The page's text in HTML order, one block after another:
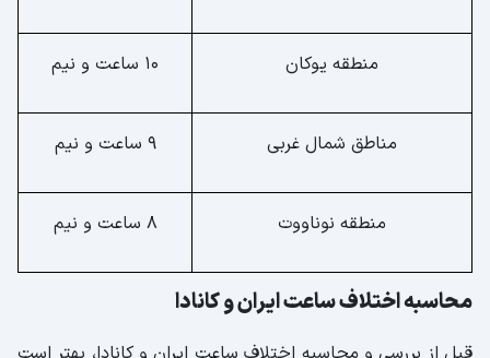
منطقه یوکان 10 ساعت و نیم
مناطق شمال غربی 9 ساعت و نیم
منطقه نوناووت 8 ساعت و نیم
محاسبه اختلاف ساعت ایران و کانادا